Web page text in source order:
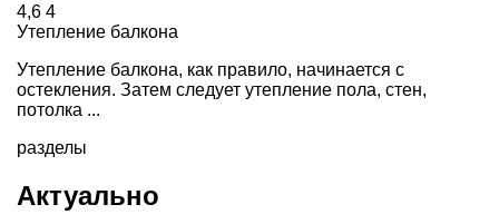
4,6 4
Утепление балкона
Утепление балкона, как правило, начинается с
остекления. Затем следует утепление пола, стен,
потолка ...
разделы
Актуально